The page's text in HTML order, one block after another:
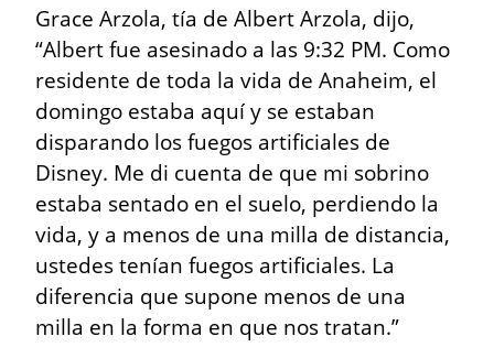
Grace Arzola, tía de Albert Arzola, dijo,
“Albert fue asesinado a las 9:32 PM. Como
residente de toda la vida de Anaheim, el
domingo estaba aquí y se estaban
disparando los fuegos artificiales de
Disney. Me di cuenta de que mi sobrino
estaba sentado en el suelo, perdiendo la
vida, y a menos de una milla de distancia,
ustedes tenían fuegos artificiales. La
diferencia que supone menos de una
milla en la forma en que nos tratan.”